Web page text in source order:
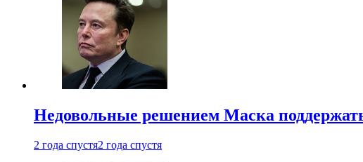
Недовольные решением Маска
2 года спустя2 года спустя